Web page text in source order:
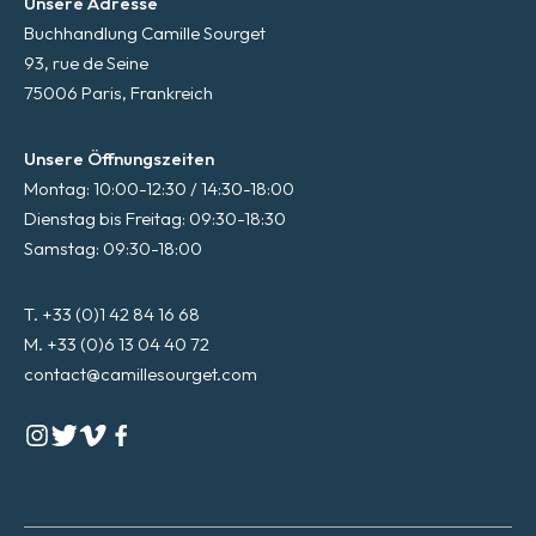
Buchhandlung Camille Sourget
93, rue de Seine
75006 Paris, Frankreich
Unsere Öffnungszeiten
Montag: 10:00-12:30 / 14:30-18:00
Dienstag bis Freitag: 09:30-18:30
Samstag: 09:30-18:00
T. +33 (0)1 42 84 16 68
M. +33 (0)6 13 04 40 72
contact@camillesourget.com